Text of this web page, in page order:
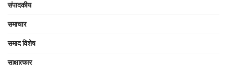
संपादकीय
समाचार
समाद विशेष
साक्षात्‍कार